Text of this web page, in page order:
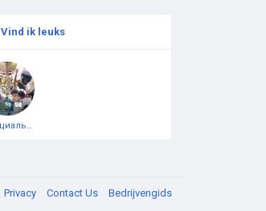
Vind ik leuks
Официальная тестовая страница
Privacy Contact Us Bedrijvengids